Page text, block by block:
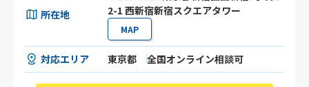
所在地
2-1 西新宿新宿スクエアタワー
MAP
対応エリア 東京都 全国オンライン相談可